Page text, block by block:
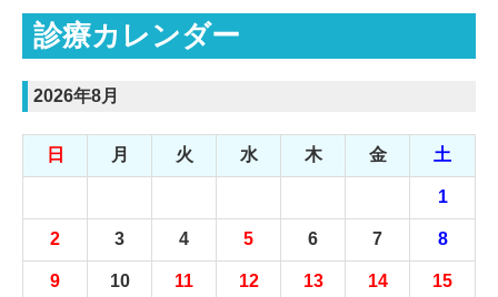
診療カレンダー
2026年8月
日 月 火 水 木 金 土
1
2 3 4 5 6 7 8
9 10 11 12 13 14 15